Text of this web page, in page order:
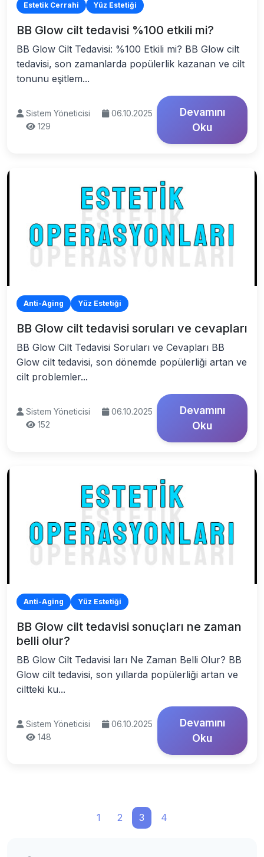
Estetik Cerrahi Yüz Estetiği
BB Glow cilt tedavisi %100 etkili mi?
BB Glow Cilt Tedavisi: %100 Etkili mi? BB Glow cilt
tedavisi, son zamanlarda popülerlik kazanan ve cilt
tonunu eşitlem...
Sistem Yöneticisi
06.10.2025
129
Devamını
Oku
Anti-Aging Yüz Estetiği
BB Glow cilt tedavisi soruları ve cevapları
BB Glow Cilt Tedavisi Soruları ve Cevapları BB
Glow cilt tedavisi, son dönemde popülerliği artan ve
cilt problemler...
Sistem Yöneticisi
06.10.2025
152
Devamını
Oku
Anti-Aging Yüz Estetiği
BB Glow cilt tedavisi sonuçları ne zaman
belli olur?
BB Glow Cilt Tedavisi ları Ne Zaman Belli Olur? BB
Glow cilt tedavisi, son yıllarda popülerliği artan ve
ciltteki ku...
Sistem Yöneticisi
06.10.2025
148
Devamını
Oku
1 2 3 4